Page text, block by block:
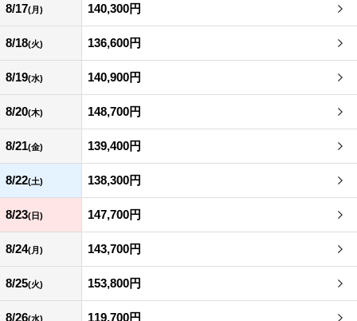
8/17(月) 140,300円
8/18(火) 136,600円
8/19(水) 140,900円
8/20(木) 148,700円
8/21(金) 139,400円
8/22(土) 138,300円
8/23(日) 147,700円
8/24(月) 143,700円
8/25(火) 153,800円
8/26(水) 119,700円